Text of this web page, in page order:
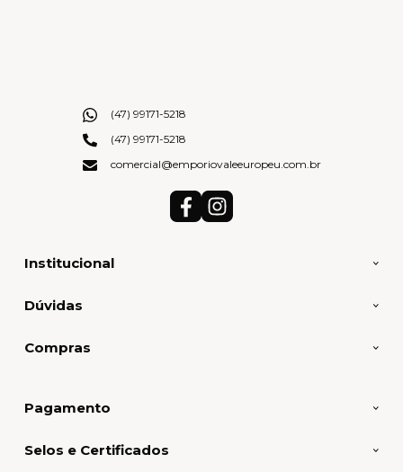
Institucional
Dúvidas
Compras
(47) 99171-5218
(47) 99171-5218
comercial@emporiovaleeuropeu.com.br
Pagamento
Selos e Certificados